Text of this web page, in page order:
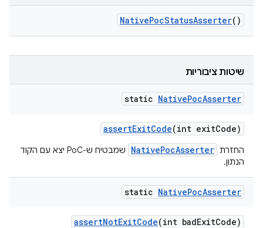
NativePocStatusAsserter()
שיטות ציבוריות
static NativePocAsserter
assertExitCode(int exitCode)
החזרת NativePocAsserter
שמבטיח ש-PoC יצא עם הקוד
הנתון.
static NativePocAsserter
assertNotExitCode(int badExitCode)